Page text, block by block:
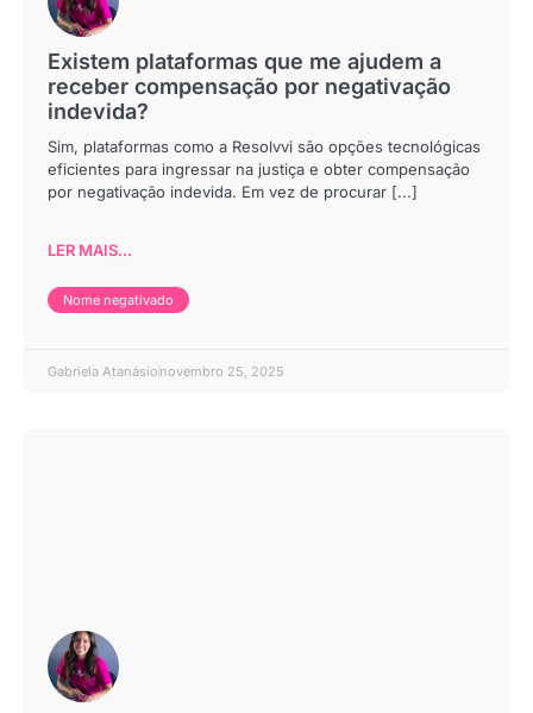
Existem plataformas que me ajudem a
receber compensação por negativação
indevida?
Sim, plataformas como a Resolvvi são opções tecnológicas
eficientes para ingressar na justiça e obter compensação
por negativação indevida. Em vez de procurar [...]
LER MAIS...
Nome negativado
Gabriela Atanásio novembro 25, 2025